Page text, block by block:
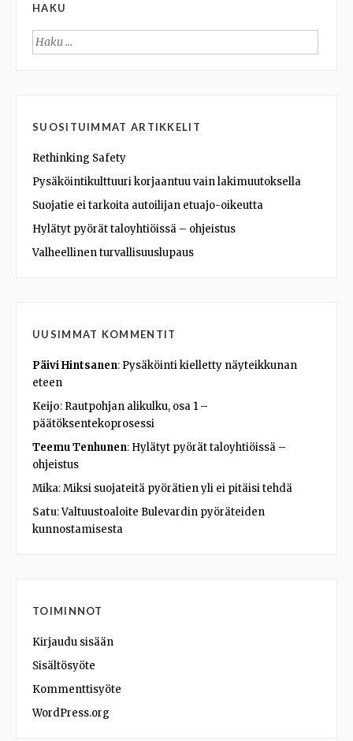
HAKU
Haku:
SUOSITUIMMAT ARTIKKELIT
Rethinking Safety
Pysäköintikulttuuri korjaantuu vain lakimuutoksella
Suojatie ei tarkoita autoilijan etuajo-oikeutta
Hylätyt pyörät taloyhtiöissä – ohjeistus
Valheellinen turvallisuuslupaus
UUSIMMAT KOMMENTIT
Päivi Hintsanen: Pysäköinti kielletty näyteikkunan
eteen
Keijo: Rautpohjan alikulku, osa 1 –
päätöksentekoprosessi
Teemu Tenhunen: Hylätyt pyörät taloyhtiöissä –
ohjeistus
Mika:Miksi suojateitä pyörätien yli ei pitäisi tehdä
Satu:Valtuustoaloite Bulevardin pyöräteiden
kunnostamisesta
TOIMINNOT
Kirjaudu sisään
Sisältösyöte
Kommenttisyöte
WordPress.org